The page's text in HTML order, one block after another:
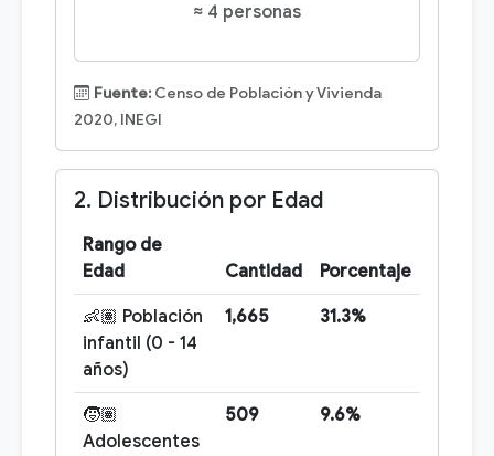
≈ 4 personas
Fuente: Censo de Población y Vivienda
2020, INEGI
2. Distribución por Edad
Rango de
Edad
Cantidad Porcentaje
👶🏽 Población
infantil (0 - 14
años)
1,665 31.3%
🧒🏽
Adolescentes
509 9.6%